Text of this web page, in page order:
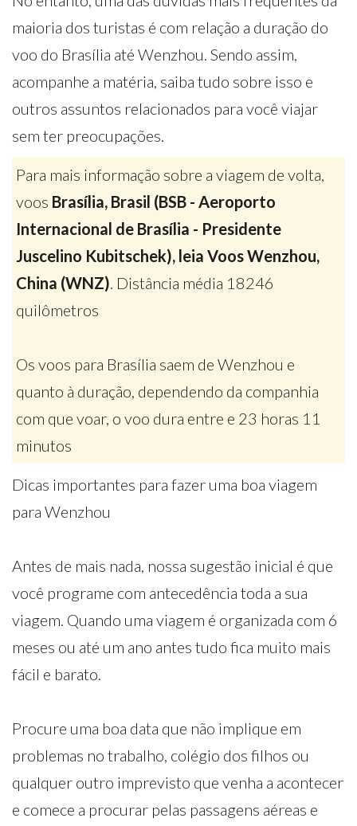
maioria dos turistas é com relação a duração do
voo do Brasília até Wenzhou. Sendo assim,
acompanhe a matéria, saiba tudo sobre isso e
outros assuntos relacionados para você viajar
sem ter preocupações.
Para mais informação sobre a viagem de volta,
voos Brasília, Brasil (BSB - Aeroporto
Internacional de Brasília - Presidente
Juscelino Kubitschek), leia Voos Wenzhou,
China (WNZ). Distância média 18246
quilômetros
Os voos para Brasília saem de Wenzhou e
quanto à duração, dependendo da companhia
com que voar, o voo dura entre e 23 horas 11
minutos
Dicas importantes para fazer uma boa viagem
para Wenzhou
Antes de mais nada, nossa sugestão inicial é que
você programe com antecedência toda a sua
viagem. Quando uma viagem é organizada com 6
meses ou até um ano antes tudo fica muito mais
fácil e barato.
Procure uma boa data que não implique em
problemas no trabalho, colégio dos filhos ou
qualquer outro imprevisto que venha a acontecer
e comece a procurar pelas passagens aéreas e